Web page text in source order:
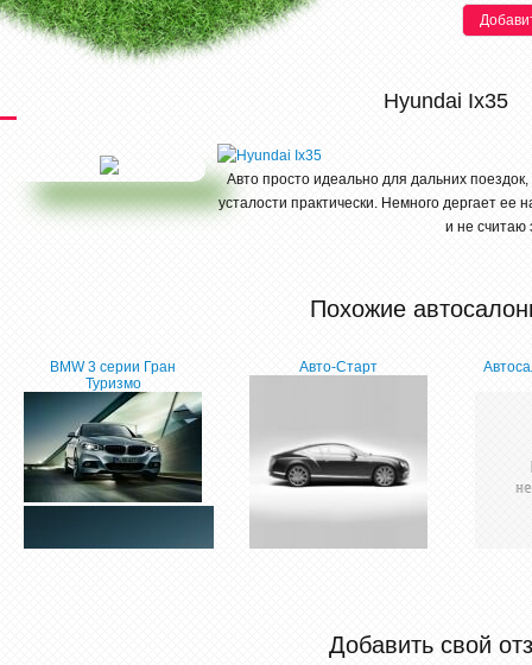
Hyundai Ix35
Авто просто идеально для дальних
усталости практически. Немного дергает ее
и не считаю
Похожие
BMW 3 серии Гран
Туризмо
Авто-Старт
Добавить свой